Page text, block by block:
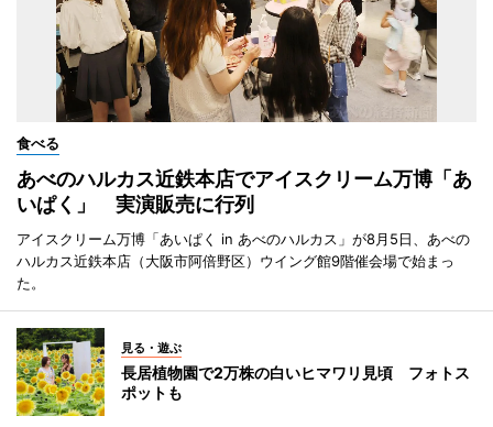
食べる
あべのハルカス近鉄本店でアイスクリーム万博「あ
いぱく」 実演販売に行列
アイスクリーム万博「あいぱく in あべのハルカス」が8月5日、あべの
ハルカス近鉄本店（大阪市阿倍野区）ウイング館9階催会場で始まっ
た。
見る・遊ぶ
長居植物園で2万株の白いヒマワリ見頃 フォトス
ポットも